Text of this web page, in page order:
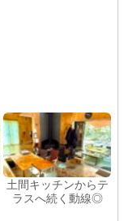
土間キッチンからテ
ラスへ続く動線◎